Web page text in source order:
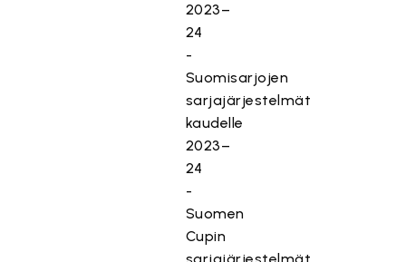
2023–
24
-
Suomisarjojen
sarjajärjestelmät
kaudelle
2023–
24
-
Suomen
Cupin